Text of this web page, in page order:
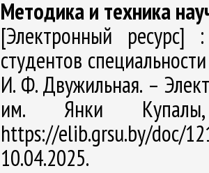
Методика и техника
[Электронный ресурс]
студентов
И. Ф. Двужильная. –
им. Янки
https://elib.grsu.by/doc/
10.04.2025.